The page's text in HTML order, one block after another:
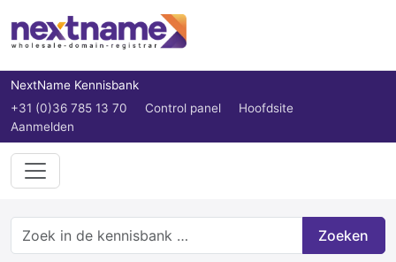
NextName Kennisbank
+31 (0)36 785 13 70
Control panel
Hoofdsite
Aanmelden
Zoeken